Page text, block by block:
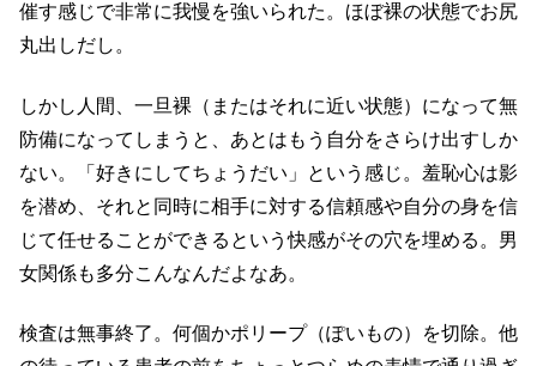
催す感じで非常に我慢を強いられた。ほぼ裸の状態でお尻
丸出しだし。
しかし人間、一旦裸（またはそれに近い状態）になって無
防備になってしまうと、あとはもう自分をさらけ出すしか
ない。「好きにしてちょうだい」という感じ。羞恥心は影
を潜め、それと同時に相手に対する信頼感や自分の身を信
じて任せることができるという快感がその穴を埋める。男
女関係も多分こんなんだよなあ。
検査は無事終了。何個かポリープ（ぽいもの）を切除。他